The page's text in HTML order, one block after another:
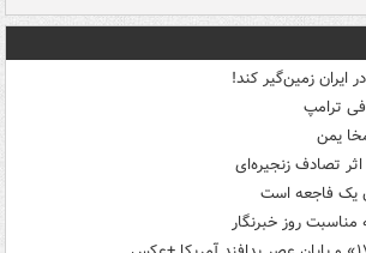
ایران زمین‌گیر کند!
ترامپ
یمن
یک فاجعه است
مناسبت روز خبرنگار